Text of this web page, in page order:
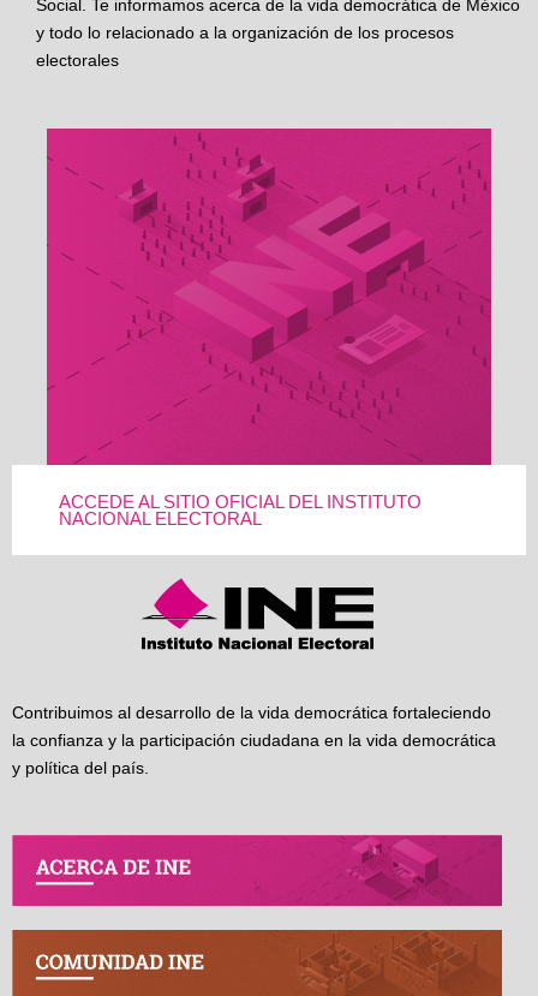
Social. Te informamos acerca de la vida democrática de México
y todo lo relacionado a la organización de los procesos
electorales
ACCEDE AL SITIO OFICIAL DEL INSTITUTO
NACIONAL ELECTORAL
Contribuimos al desarrollo de la vida democrática fortaleciendo
la confianza y la participación ciudadana en la vida democrática
y política del país.